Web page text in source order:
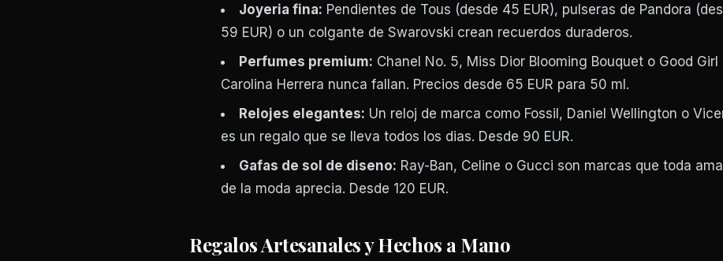
Joyeria fina: Pendientes de Tous (desde 45 EUR), pulseras de Pandora
59 EUR) o un colgante de Swarovski crean recuerdos duraderos.
Perfumes premium: Chanel No. 5, Miss Dior Blooming Bouquet o Good Girl
Carolina Herrera nunca fallan. Precios desde 65 EUR para 50 ml.
Relojes elegantes: Un reloj de marca como Fossil, Daniel Wellington o
es un regalo que se lleva todos los dias. Desde 90 EUR.
Gafas de sol de diseno: Ray-Ban, Celine o Gucci son marcas que toda
de la moda aprecia. Desde 120 EUR.
Regalos Artesanales y Hechos a Mano